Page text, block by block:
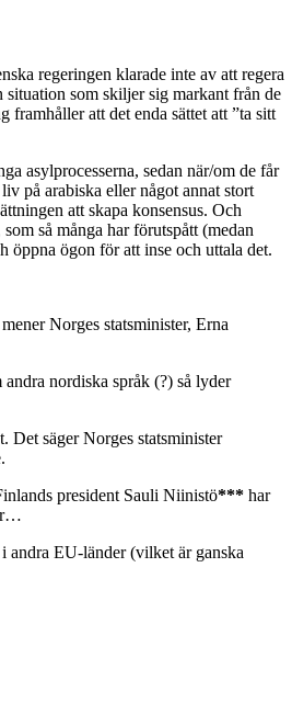
regeringen klarade inte av att regera
situation som skiljer sig markant från de
framhåller att det enda sättet att ”ta sitt
asylprocesserna, sedan när/om de får
på arabiska eller något annat stort
att skapa konsensus. Och
så många har förutspått (medan
öppna ögon för att inse och uttala det.
Norges statsminister, Erna
nordiska språk (?) så lyder
Det säger Norges statsminister
president Sauli Niinistö*** har
andra EU-länder (vilket är ganska